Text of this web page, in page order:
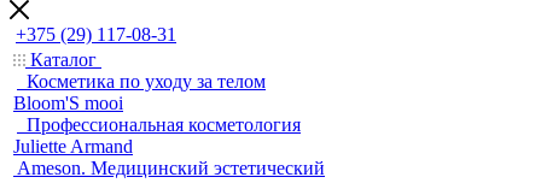
+375 (29) 117-08-31
Каталог
Косметика по уходу за телом
Bloom'S mooi
Профессиональная косметология
Juliette Armand
Ameson. Медицинский эстетический